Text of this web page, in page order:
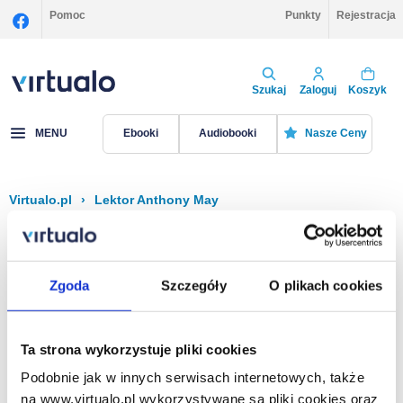
Zgoda Szczegóły O plikach cookies
Ta strona wykorzystuje pliki cookies
Podobnie jak w innych serwisach internetowych, także
na www.virtualo.pl wykorzystywane są pliki cookies oraz
Pomoc Punkty Rejestracja
Szukaj Zaloguj Koszyk
MENU Ebooki Audiobooki Nasze Ceny
Virtualo.pl › Lektor Anthony May
Filtruj Sortuj
Na stronie